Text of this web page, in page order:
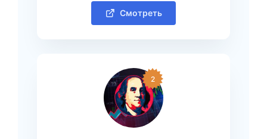
Смотреть
2